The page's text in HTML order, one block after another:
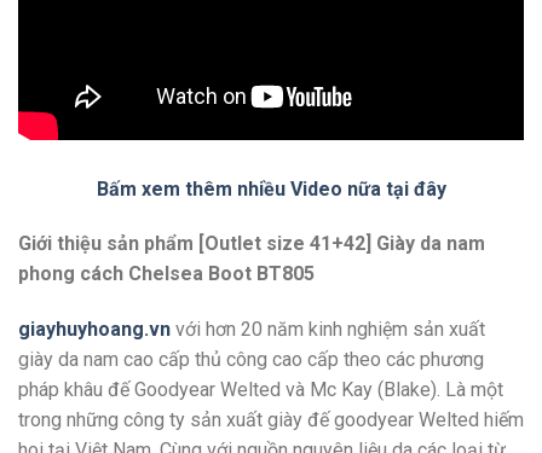
Bấm xem thêm nhiều Video nữa tại đây
Giới thiệu sản phẩm [Outlet size 41+42] Giày da nam
phong cách Chelsea Boot BT805
giayhuyhoang.vn với hơn 20 năm kinh nghiệm sản xuất
giày da nam cao cấp thủ công cao cấp theo các phương
pháp khâu đế Goodyear Welted và Mc Kay (Blake). Là một
trong những công ty sản xuất giày đế goodyear Welted hiếm